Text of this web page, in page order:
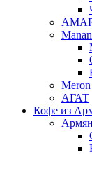
АГАТ
Кофе из